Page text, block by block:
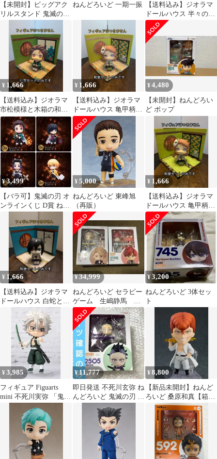
【未開封】ビッグアク
リルスタンド 鬼滅の刃
門炭治郎㉑
ねんどろいど 一期一振
【送料込み】ジオラマ
ドールハウス 半々の和
室セット 中型 ㊷
¥ 1,666
【送料込み】ジオラマ
市松模様と木箱の和室
セット ⑮
¥ 1,666
【送料込み】ジオラマ
ドールハウス 亀甲柄と
岩の和室セット 中型 ⑭
¥4,480
【未開封】ねんどろい
ど ポップ
¥3,499
【バラ可】鬼滅の刃 オ
ンラインくじ D賞 ねん
ルコンプ㉔
¥5,000
ねんどろいど 東峰旭
（再販）
¥ 1,666
【送料込み】ジオラマ
ドールハウス 亀甲柄と
岩の和室セット 中型 ⑫
¥ 1,666
【送料込み】ジオラマ
ドールハウス 白蛇と松
の和室セット 中型 ㉑
¥34,999
ねんどろいど セラピー
ゲーム 生嶋静馬 三
兎湊 2198 2199 未開封
¥3,200
ねんどろいど 3体セッ
ト
¥3,985
フィギュア Figuarts
mini 不死川実弥 「鬼滅
¥11,777
即日発送 不死川玄弥 ね
んどろいど 鬼滅の刃 フ
¥8,800
【新品未開封】ねんど
ろいど 桑原和真【箱あ
り】【正規品】グッド
スマイルカンパニー グ
ッスマ GSC